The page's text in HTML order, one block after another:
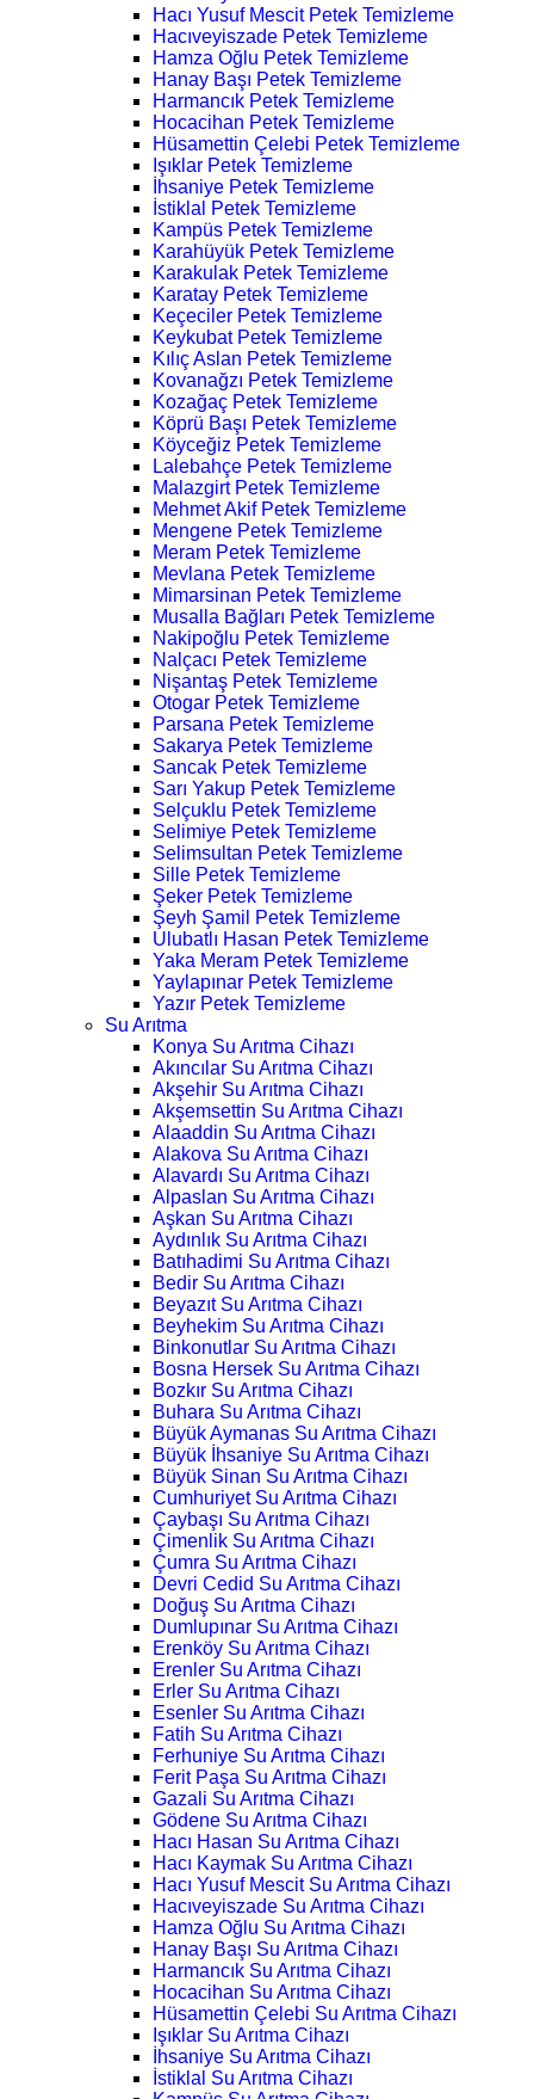
Hacı Yusuf Mescit Petek Temizleme
Hacıveyiszade Petek Temizleme
Hamza Oğlu Petek Temizleme
Hanay Başı Petek Temizleme
Harmancık Petek Temizleme
Hocacihan Petek Temizleme
Hüsamettin Çelebi Petek Temizleme
Işıklar Petek Temizleme
İhsaniye Petek Temizleme
İstiklal Petek Temizleme
Kampüs Petek Temizleme
Karahüyük Petek Temizleme
Karakulak Petek Temizleme
Karatay Petek Temizleme
Keçeciler Petek Temizleme
Keykubat Petek Temizleme
Kılıç Aslan Petek Temizleme
Kovanağzı Petek Temizleme
Kozağaç Petek Temizleme
Köprü Başı Petek Temizleme
Köyceğiz Petek Temizleme
Lalebahçe Petek Temizleme
Malazgirt Petek Temizleme
Mehmet Akif Petek Temizleme
Mengene Petek Temizleme
Meram Petek Temizleme
Mevlana Petek Temizleme
Mimarsinan Petek Temizleme
Musalla Bağları Petek Temizleme
Nakipoğlu Petek Temizleme
Nalçacı Petek Temizleme
Nişantaş Petek Temizleme
Otogar Petek Temizleme
Parsana Petek Temizleme
Sakarya Petek Temizleme
Sancak Petek Temizleme
Sarı Yakup Petek Temizleme
Selçuklu Petek Temizleme
Selimiye Petek Temizleme
Selimsultan Petek Temizleme
Sille Petek Temizleme
Şeker Petek Temizleme
Şeyh Şamil Petek Temizleme
Ulubatlı Hasan Petek Temizleme
Yaka Meram Petek Temizleme
Yaylapınar Petek Temizleme
Yazır Petek Temizleme
Su Arıtma
Konya Su Arıtma Cihazı
Akıncılar Su Arıtma Cihazı
Akşehir Su Arıtma Cihazı
Akşemsettin Su Arıtma Cihazı
Alaaddin Su Arıtma Cihazı
Alakova Su Arıtma Cihazı
Alavardı Su Arıtma Cihazı
Alpaslan Su Arıtma Cihazı
Aşkan Su Arıtma Cihazı
Aydınlık Su Arıtma Cihazı
Batıhadimi Su Arıtma Cihazı
Bedir Su Arıtma Cihazı
Beyazıt Su Arıtma Cihazı
Beyhekim Su Arıtma Cihazı
Binkonutlar Su Arıtma Cihazı
Bosna Hersek Su Arıtma Cihazı
Bozkır Su Arıtma Cihazı
Buhara Su Arıtma Cihazı
Büyük Aymanas Su Arıtma Cihazı
Büyük İhsaniye Su Arıtma Cihazı
Büyük Sinan Su Arıtma Cihazı
Cumhuriyet Su Arıtma Cihazı
Çaybaşı Su Arıtma Cihazı
Çimenlik Su Arıtma Cihazı
Çumra Su Arıtma Cihazı
Devri Cedid Su Arıtma Cihazı
Doğuş Su Arıtma Cihazı
Dumlupınar Su Arıtma Cihazı
Erenköy Su Arıtma Cihazı
Erenler Su Arıtma Cihazı
Erler Su Arıtma Cihazı
Esenler Su Arıtma Cihazı
Fatih Su Arıtma Cihazı
Ferhuniye Su Arıtma Cihazı
Ferit Paşa Su Arıtma Cihazı
Gazali Su Arıtma Cihazı
Gödene Su Arıtma Cihazı
Hacı Hasan Su Arıtma Cihazı
Hacı Kaymak Su Arıtma Cihazı
Hacı Yusuf Mescit Su Arıtma Cihazı
Hacıveyiszade Su Arıtma Cihazı
Hamza Oğlu Su Arıtma Cihazı
Hanay Başı Su Arıtma Cihazı
Harmancık Su Arıtma Cihazı
Hocacihan Su Arıtma Cihazı
Hüsamettin Çelebi Su Arıtma Cihazı
Işıklar Su Arıtma Cihazı
İhsaniye Su Arıtma Cihazı
İstiklal Su Arıtma Cihazı